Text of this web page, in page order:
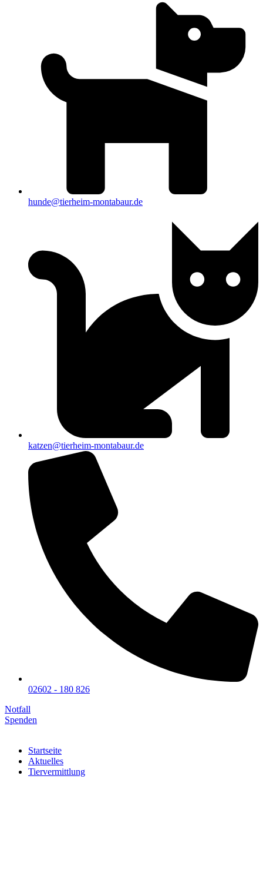
hunde@tierheim-montabaur.de
katzen@tierheim-montabaur.de
02602 - 180 826
Notfall
Spenden
Startseite
Aktuelles
Tiervermittlung